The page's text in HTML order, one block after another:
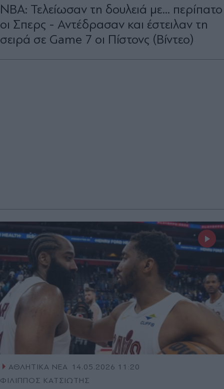
NBA: Τελείωσαν τη δουλειά με... περίπατο
οι Σπερς - Αντέδρασαν και έστειλαν τη
σειρά σε Game 7 οι Πίστονς (Βίντεο)
ΑΘΛΗΤΙΚΑ ΝΕΑ 14.05.2026 11:20
ΦΙΛΙΠΠΟΣ ΚΑΤΣΙΩΤΗΣ